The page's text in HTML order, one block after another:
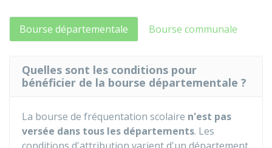
Bourse départementale Bourse communale
Quelles sont les conditions pour
bénéficier de la bourse départementale ?
La bourse de fréquentation scolaire n'est pas
versée dans tous les départements. Les